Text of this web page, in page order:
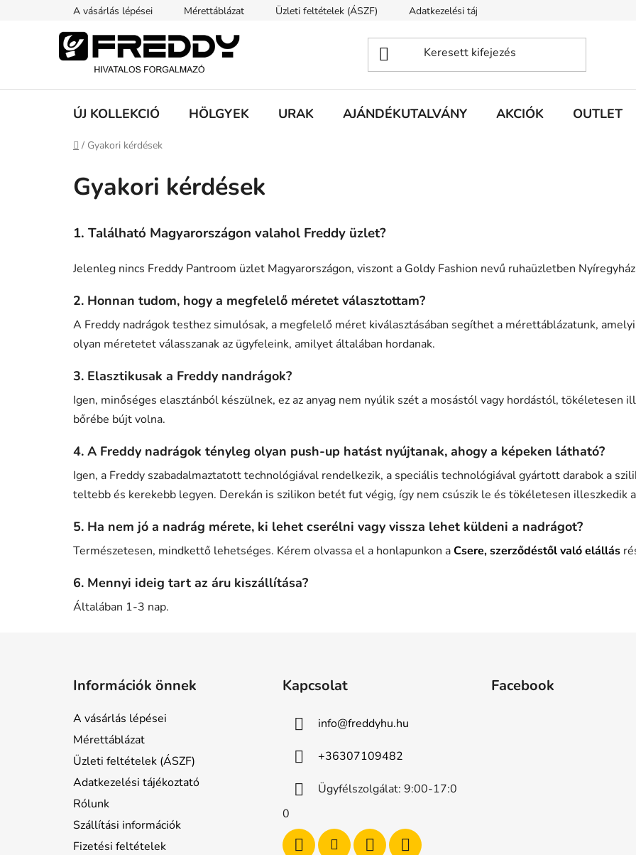
tartalomhoz
A vásárlás lépései Mérettáblázat Üzleti feltételek (ÁSZF) Adatkezelési tájékoztató
ÚJ KOLLEKCIÓ HÖLGYEK URAK AJÁNDÉKUTALVÁNY AKCIÓK OUTLET
Kezdőlap
/ Gyakori kérdések
Gyakori kérdések
1. Található Magyarországon valahol Freddy üzlet?
Jelenleg nincs Freddy Pantroom üzlet Magyarországon, viszont a Goldy Fashion nevű ruhaüzletben
2. Honnan tudom, hogy a megfelelő méretet választottam?
A Freddy nadrágok testhez simulósak, a megfelelő méret kiválasztásában segíthet a mérettáblázatunk,
olyan méretetet válasszanak az ügyfeleink, amilyet általában hordanak.
3. Elasztikusak a Freddy nandrágok?
Igen, minőséges elasztánból készülnek, ez az anyag nem nyúlik szét a mosástól vagy hordástól, tökéletesen
bőrébe bújt volna.
4. A Freddy nadrágok tényleg olyan push-up hatást nyújtanak, ahogy a képeken látható?
Igen, a Freddy szabadalmaztatott technológiával rendelkezik, a speciális technológiával gyártott darabok a
teltebb és kerekebb legyen. Derekán is szilikon betét fut végig, így nem csúszik le és tökéletesen illeszkedik
5. Ha nem jó a nadrág mérete, ki lehet cserélni vagy vissza lehet küldeni a nadrágot?
Természetesen, mindkettő lehetséges. Kérem olvassa el a honlapunkon aCsere, szerződéstől való elállás
6. Mennyi ideig tart az áru kiszállítása?
Általában 1-3 nap.
Információk önnek
A vásárlás lépései
Mérettáblázat
Üzleti feltételek (ÁSZF)
Adatkezelési tájékoztató
Rólunk
Szállítási információk
Fizetési feltételek
Kapcsolat
info@freddyhu.hu
+36307109482
Ügyfélszolgálat: 9:00-17:0
0
Facebook